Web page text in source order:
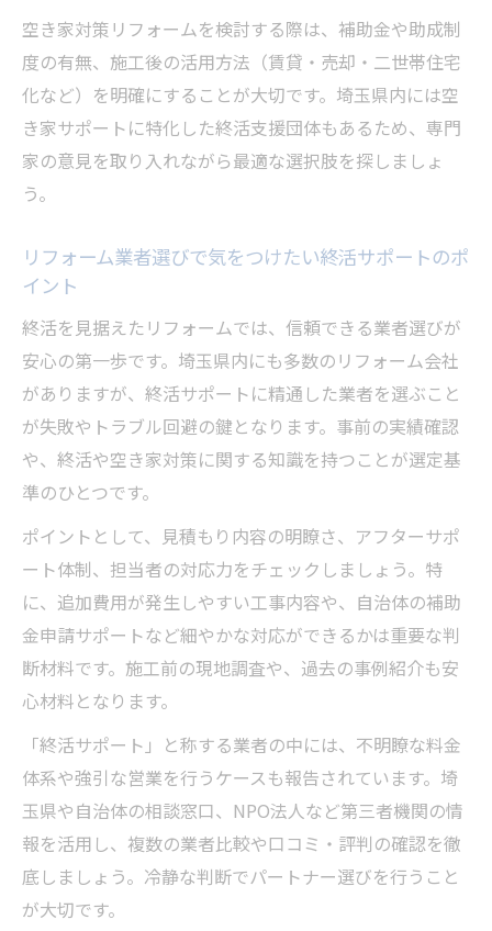
空き家対策リフォームを検討する際は、補助金や助成制
度の有無、施工後の活用方法（賃貸・売却・二世帯住宅
化など）を明確にすることが大切です。埼玉県内には空
き家サポートに特化した終活支援団体もあるため、専門
家の意見を取り入れながら最適な選択肢を探しましょ
う。
リフォーム業者選びで気をつけたい終活サポートのポ
イント
終活を見据えたリフォームでは、信頼できる業者選びが
安心の第一歩です。埼玉県内にも多数のリフォーム会社
がありますが、終活サポートに精通した業者を選ぶこと
が失敗やトラブル回避の鍵となります。事前の実績確認
や、終活や空き家対策に関する知識を持つことが選定基
準のひとつです。
ポイントとして、見積もり内容の明瞭さ、アフターサポ
ート体制、担当者の対応力をチェックしましょう。特
に、追加費用が発生しやすい工事内容や、自治体の補助
金申請サポートなど細やかな対応ができるかは重要な判
断材料です。施工前の現地調査や、過去の事例紹介も安
心材料となります。
「終活サポート」と称する業者の中には、不明瞭な料金
体系や強引な営業を行うケースも報告されています。埼
玉県や自治体の相談窓口、NPO法人など第三者機関の情
報を活用し、複数の業者比較や口コミ・評判の確認を徹
底しましょう。冷静な判断でパートナー選びを行うこと
が大切です。